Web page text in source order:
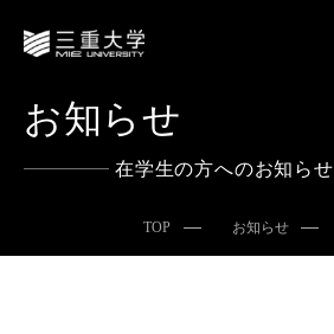
お知らせ
在学生の方へのお知らせ
TOP お知らせ